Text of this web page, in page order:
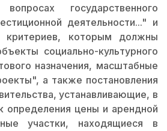
государственного
деятельности..." и
критериев, которым должны
социально-культурного
назначения, масштабные
а также постановления
устанавливающие, в
определения цены и арендной
участки, находящиеся в